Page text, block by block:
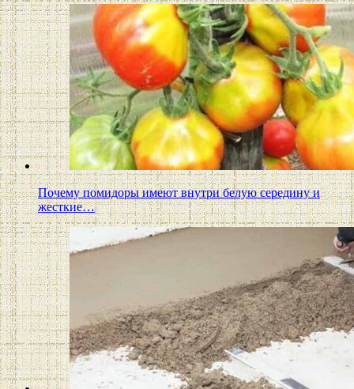
Почему помидоры имеют внутри белую середину и
жесткие…